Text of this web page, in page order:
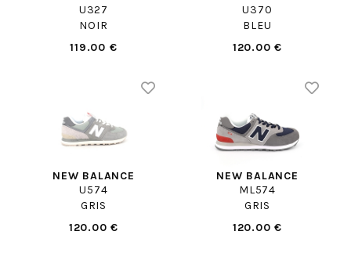
U327
NOIR
119.00 €
U370
BLEU
120.00 €
NEW BALANCE
U574
GRIS
120.00 €
NEW BALANCE
ML574
GRIS
120.00 €